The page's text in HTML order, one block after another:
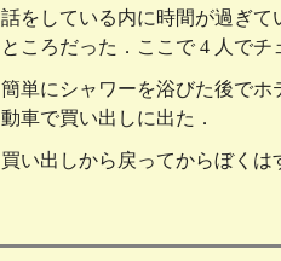
話をしている内に時間が過ぎ
ところだった．ここで 4 人でチ
簡単にシャワーを浴びた後で
動車で買い出しに出た．
買い出しから戻ってからぼくは